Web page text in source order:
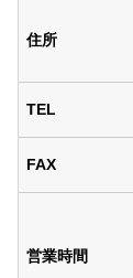
住所
TEL
FAX
営業時間